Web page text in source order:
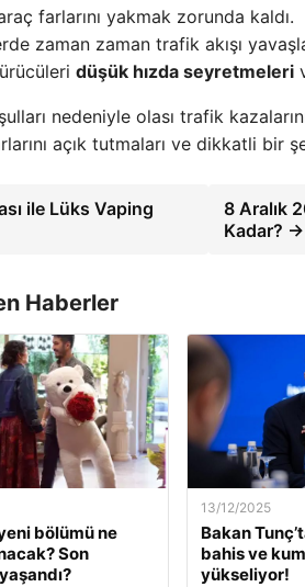
farlarını yakmak zorunda kaldı.
zaman zaman trafik akışı
düşük hızda seyretmeleri
nedeniyle olası trafik
açık tutmaları ve dikkatli bir
ile Lüks Vaping
8 Aralık
Kadar? →
Haberler
bölümü ne
Son
13/12/2025
Bakan
bahis ve
yükseliyor!